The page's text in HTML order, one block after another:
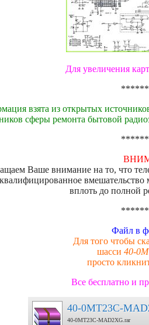
Для увеличения
взята из открытых
сферы ремонта бытовой
Ваше внимание на то, что
вмешательство
вплоть до полной
Файл в
Для того чтобы
шасси 40-
просто
Все бесплатно и
40-0MT23C-
40-0MT23C-MAD2XG.rar